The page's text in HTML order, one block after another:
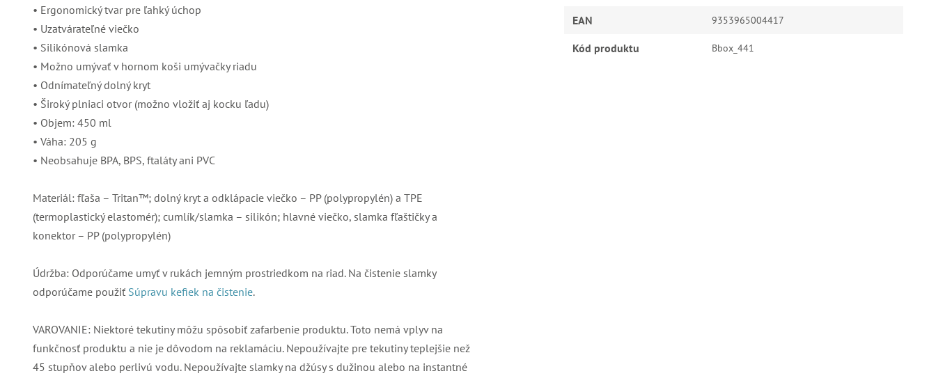
• Ergonomický tvar pre ľahký úchop
• Uzatvárateľné viečko
• Silikónová slamka
• Možno umývať v hornom koši umývačky riadu
• Odnímateľný dolný kryt
• Široký plniaci otvor (možno vložiť aj kocku ľadu)
• Objem: 450 ml
• Váha: 205 g
• Neobsahuje BPA, BPS, ftaláty ani PVC
Materiál: fľaša – Tritan™; dolný kryt a odklápacie viečko – PP (polypropylén) a TPE
(termoplastický elastomér); cumlík/slamka – silikón; hlavné viečko, slamka fľaštičky a
konektor – PP (polypropylén)
Údržba: Odporúčame umyť v rukách jemným prostriedkom na riad. Na čistenie slamky
odporúčame použiť Súpravu kefiek na čistenie.
VAROVANIE: Niektoré tekutiny môžu spôsobiť zafarbenie produktu. Toto nemá vplyv na
funkčnosť produktu a nie je dôvodom na reklamáciu. Nepoužívajte pre tekutiny teplejšie než
45 stupňov alebo perlivú vodu. Nepoužívajte slamky na džúsy s dužinou alebo na instantné
EAN 9353965004417
Kód produktu Bbox_441